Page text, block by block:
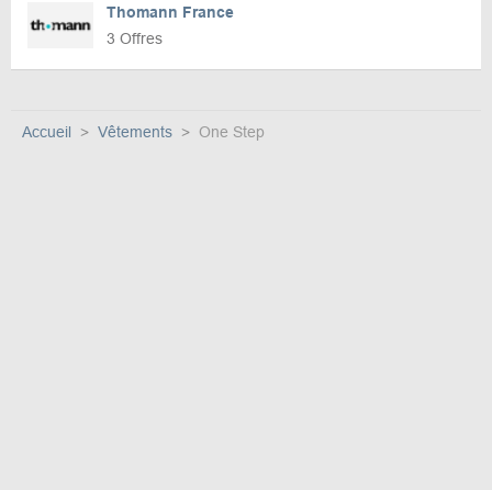
Thomann France
3 Offres
Accueil Vêtements One Step